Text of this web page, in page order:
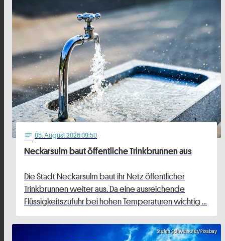
notes 05. August 2026 09:50
Neckarsulm baut öffentliche Trinkbrunnen aus
Die Stadt Neckarsulm baut ihr Netz öffentlicher
Trinkbrunnen weiter aus. Da eine ausreichende
Flüssigkeitszufuhr bei hohen Temperaturen wichtig …
Stefan Schweihofer/Pixabay